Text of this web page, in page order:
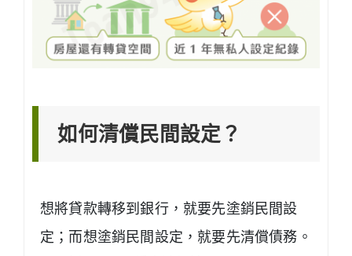
如何清償民間設定？
想將貸款轉移到銀行，就要先塗銷民間設
定；而想塗銷民間設定，就要先清償債務。